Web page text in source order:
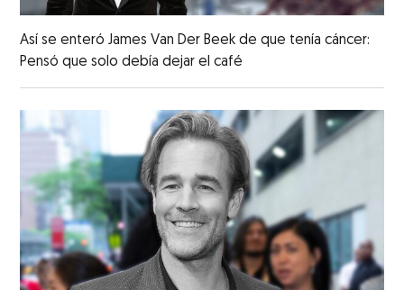
Así se enteró James Van Der Beek de que tenía cáncer:
Pensó que solo debía dejar el café